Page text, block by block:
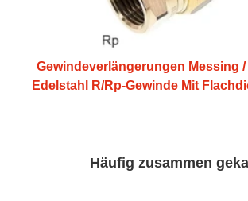
Gewindeverlängerungen Messing
Edelstahl R/Rp-Gewinde Mit
Häufig zusammen